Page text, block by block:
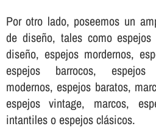
Por otro lado, poseemos un
de diseño, tales como
diseño, espejos mordernos,
espejos barrocos, espejos
modernos, espejos baratos,
espejos vintage, marcos,
intantiles o espejos clásicos.